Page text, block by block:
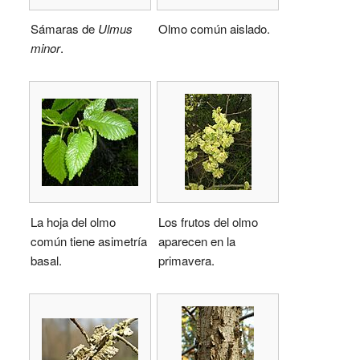
Sámaras de Ulmus
minor.
Olmo común aislado.
La hoja del olmo
común tiene asimetría
basal.
Los frutos del olmo
aparecen en la
primavera.